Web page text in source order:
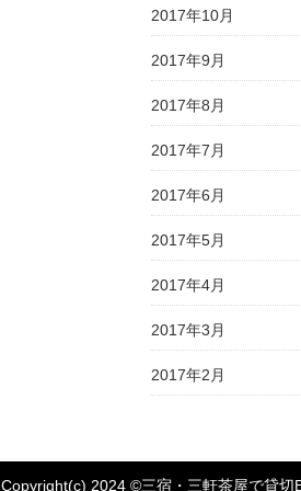
2017年10月
2017年9月
2017年8月
2017年7月
2017年6月
2017年5月
2017年4月
2017年3月
2017年2月
Copyright(c) 2024 ©三宿・三軒茶屋で貸切